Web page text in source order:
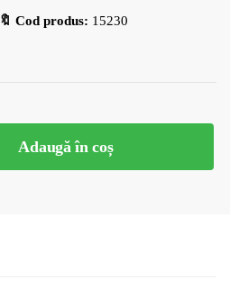
🔖 Cod produs: 15230
Adaugă în coș